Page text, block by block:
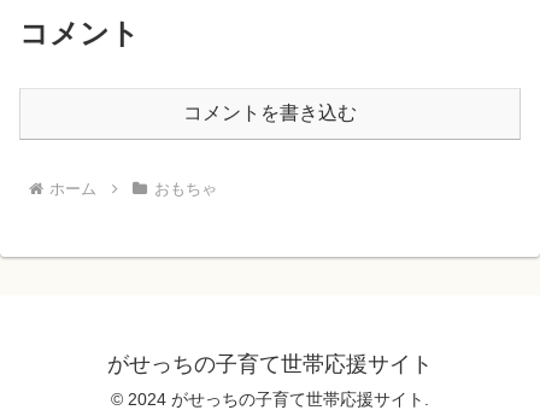
コメント
コメントを書き込む
ホーム おもちゃ
がせっちの子育て世帯応援サイト
© 2024 がせっちの子育て世帯応援サイト.